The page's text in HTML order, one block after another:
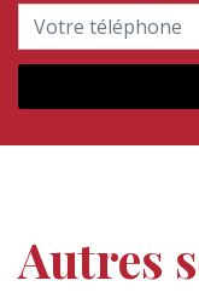
Autres